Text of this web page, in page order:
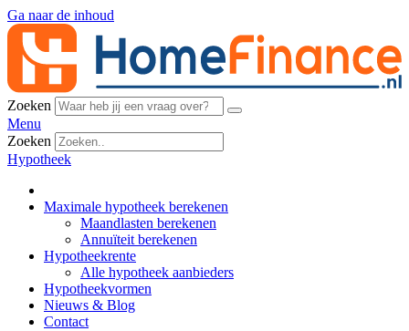
Ga naar de inhoud
Zoeken
Menu
Zoeken
Hypotheek
Maximale hypotheek berekenen
Maandlasten berekenen
Annuïteit berekenen
Hypotheekrente
Alle hypotheek aanbieders
Hypotheekvormen
Nieuws & Blog
Contact